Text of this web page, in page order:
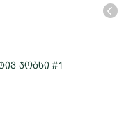
ჯობსი #1